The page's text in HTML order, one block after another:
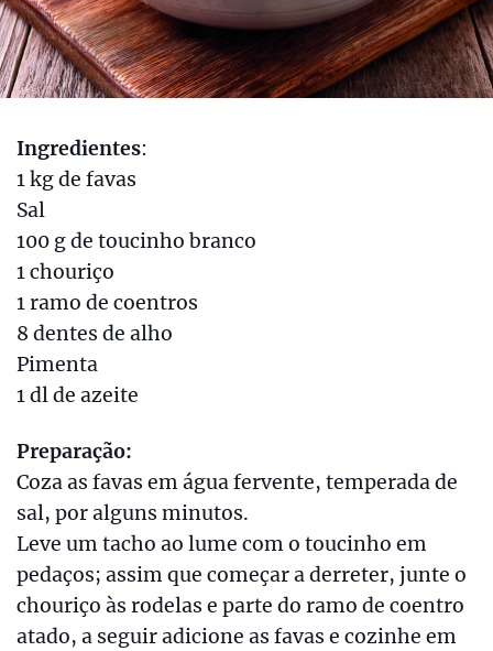
Ingredientes:
1 kg de favas
Sal
100 g de toucinho branco
1 chouriço
1 ramo de coentros
8 dentes de alho
Pimenta
1 dl de azeite
Preparação:
Coza as favas em água fervente, temperada de
sal, por alguns minutos.
Leve um tacho ao lume com o toucinho em
pedaços; assim que começar a derreter, junte o
chouriço às rodelas e parte do ramo de coentro
atado, a seguir adicione as favas e cozinhe em